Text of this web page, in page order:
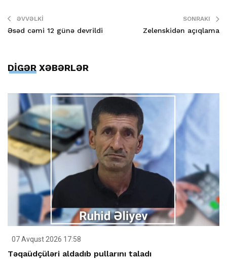
ƏVVƏLKI
Əsəd cəmi 12 günə devrildi
SONRAKI
Zelenskidən açıqlama
DİGƏR XƏBƏRLƏR
07 Avqust 2026 17:58
Təqaüdçüləri aldadıb pullarını taladı